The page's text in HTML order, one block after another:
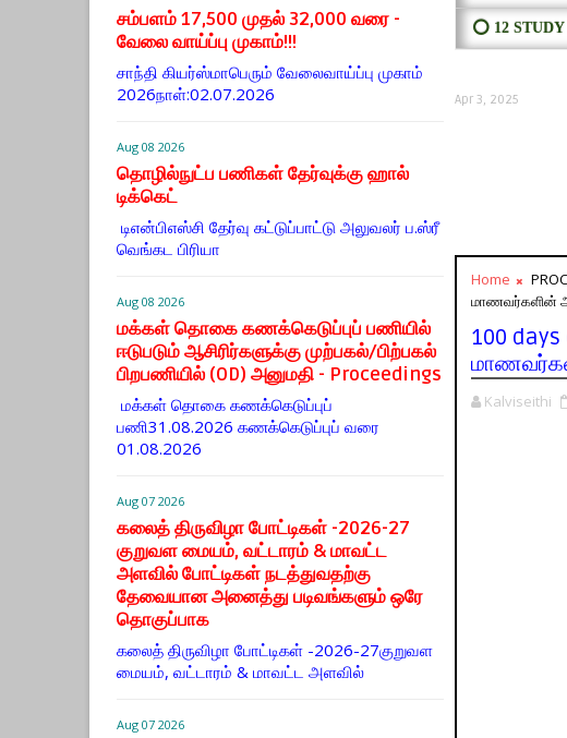
சம்பளம் 17,500 முதல் 32,000 வரை -
வேலை வாய்ப்பு முகாம்!!!
சாந்தி கியர்ஸ்மாபெரும் வேலைவாய்ப்பு முகாம்
2026நாள்:02.07.2026
Aug 08 2026
தொழில்நுட்ப பணிகள் தேர்வுக்கு ஹால் ​
டிக்கெட்
டிஎன்​பிஎஸ்சி தேர்வு கட்​டுப்​பாட்டு அலு​வலர் ப.ஸ்ரீ
வெங்கட பிரியா
Aug 08 2026
மக்கள் தொகை கணக்கெடுப்புப் பணியில்
ஈடுபடும் ஆசிரிர்களுக்கு முற்பகல்/பிற்பகல்
பிறபணியில் (OD) அனுமதி - Proceedings
மக்கள் தொகை கணக்கெடுப்புப்
பணி31.08.2026 கணக்கெடுப்புப் வரை
01.08.2026
Aug 07 2026
கலைத் திருவிழா போட்டிகள் -2026-27
குறுவள மையம், வட்டாரம் & மாவட்ட
அளவில் போட்டிகள் நடத்துவதற்கு
தேவையான அனைத்து படிவங்களும் ஒரே
தொகுப்பாக
கலைத் திருவிழா போட்டிகள் -2026-27குறுவள
மையம், வட்டாரம் & மாவட்ட அளவில்
Aug 07 2026
⭕ 12
Apr 3, 2025
Home
மாணவர்களின்
100 days
Kalviseithi